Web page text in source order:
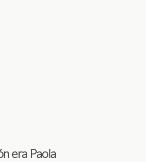
era Paola